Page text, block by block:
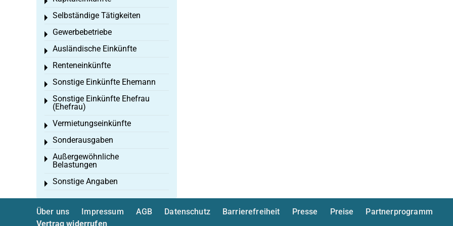
Selbständige Tätigkeiten
Toggle menu
Gewerbebetriebe
Toggle menu
Ausländische Einkünfte
Toggle menu
Renteneinkünfte
Toggle menu
Sonstige Einkünfte Ehemann
Toggle menu
Sonstige Einkünfte Ehefrau
(Ehefrau)
Toggle menu
Vermietungseinkünfte
Toggle menu
Sonderausgaben
Toggle menu
Außergewöhnliche
Belastungen
Toggle menu
Sonstige Angaben
Toggle menu
Über uns Impressum AGB Datenschutz Barrierefreiheit Presse Preise
Partnerprogramm
Vertrag widerrufen